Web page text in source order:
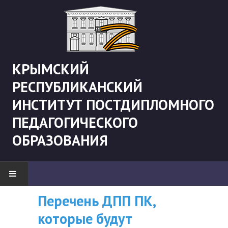
КРЫМСКИЙ
РЕСПУБЛИКАНСКИЙ
ИНСТИТУТ ПОСТДИПЛОМНОГО
ПЕДАГОГИЧЕСКОГО
ОБРАЗОВАНИЯ
НОВОСТИ
"Боевая" русистика
ВНИМАНИЮ
СЛУШАТЕЛЕЙ, У
Перечень ДПП ПК,
которые будут